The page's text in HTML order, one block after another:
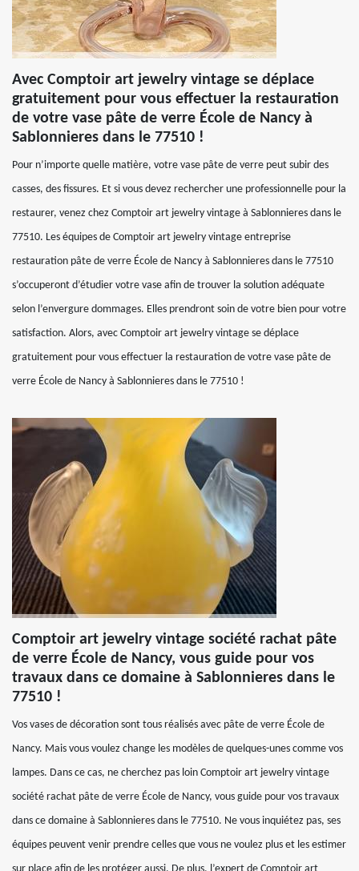
Avec Comptoir art jewelry vintage se déplace
gratuitement pour vous effectuer la restauration
de votre vase pâte de verre École de Nancy à
Sablonnieres dans le 77510 !
Pour n’importe quelle matière, votre vase pâte de verre peut subir des
casses, des fissures. Et si vous devez rechercher une professionnelle pour la
restaurer, venez chez Comptoir art jewelry vintage à Sablonnieres dans le
77510. Les équipes de Comptoir art jewelry vintage entreprise
restauration pâte de verre École de Nancy à Sablonnieres dans le 77510
s’occuperont d’étudier votre vase afin de trouver la solution adéquate
selon l’envergure dommages. Elles prendront soin de votre bien pour votre
satisfaction. Alors, avec Comptoir art jewelry vintage se déplace
gratuitement pour vous effectuer la restauration de votre vase pâte de
verre École de Nancy à Sablonnieres dans le 77510 !
Comptoir art jewelry vintage société rachat pâte
de verre École de Nancy, vous guide pour vos
travaux dans ce domaine à Sablonnieres dans le
77510 !
Vos vases de décoration sont tous réalisés avec pâte de verre École de
Nancy. Mais vous voulez change les modèles de quelques-unes comme vos
lampes. Dans ce cas, ne cherchez pas loin Comptoir art jewelry vintage
société rachat pâte de verre École de Nancy, vous guide pour vos travaux
dans ce domaine à Sablonnieres dans le 77510. Ne vous inquiétez pas, ses
équipes peuvent venir prendre celles que vous ne voulez plus et les estimer